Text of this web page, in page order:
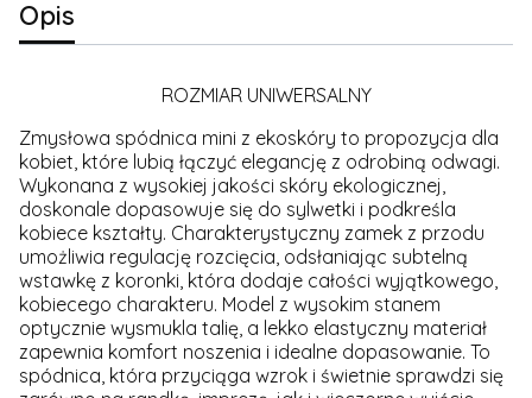
Opis
ROZMIAR UNIWERSALNY
Zmysłowa spódnica mini z ekoskóry to propozycja dla
kobiet, które lubią łączyć elegancję z odrobiną odwagi.
Wykonana z wysokiej jakości skóry ekologicznej,
doskonale dopasowuje się do sylwetki i podkreśla
kobiece kształty. Charakterystyczny zamek z przodu
umożliwia regulację rozcięcia, odsłaniając subtelną
wstawkę z koronki, która dodaje całości wyjątkowego,
kobiecego charakteru. Model z wysokim stanem
optycznie wysmukla talię, a lekko elastyczny materiał
zapewnia komfort noszenia i idealne dopasowanie. To
spódnica, która przyciąga wzrok i świetnie sprawdzi się